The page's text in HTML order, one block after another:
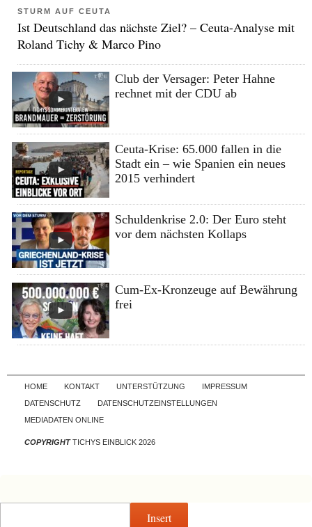
STURM AUF CEUTA
Ist Deutschland das nächste Ziel? – Ceuta-Analyse mit
Roland Tichy & Marco Pino
Club der Versager: Peter Hahne
rechnet mit der CDU ab
Ceuta-Krise: 65.000 fallen in die
Stadt ein – wie Spanien ein neues
2015 verhindert
Schuldenkrise 2.0: Der Euro steht
vor dem nächsten Kollaps
Cum-Ex-Kronzeuge auf Bewährung
frei
Skip to content
HOME KONTAKT UNTERSTÜTZUNG
IMPRESSUM
DATENSCHUTZ
DATENSCHUTZEINSTELLUNGEN
MEDIADATEN ONLINE
COPYRIGHTTICHYS EINBLICK 2026
Insert